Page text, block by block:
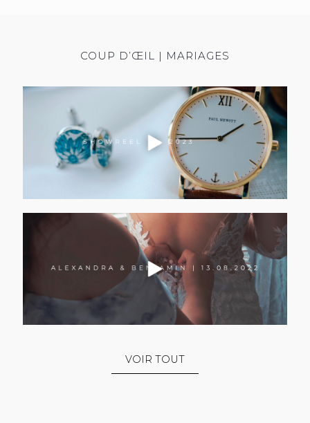
COUP D’ŒIL | MARIAGES
VOIR TOUT